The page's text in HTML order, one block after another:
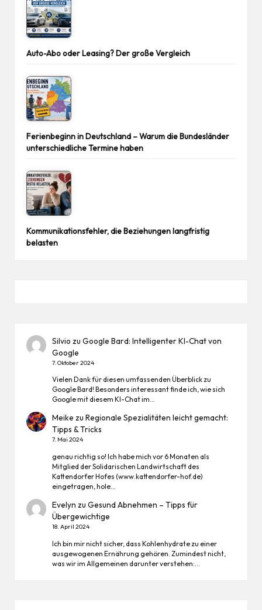
Auto-Abo oder Leasing? Der große Vergleich
Ferienbeginn in Deutschland – Warum die Bundesländer
unterschiedliche Termine haben
Kommunikationsfehler, die Beziehungen langfristig
belasten
Silvio zuGoogle Bard: Intelligenter KI-Chat von
Google
7. Oktober 2024
Vielen Dank für diesen umfassenden Überblick zu
Google Bard! Besonders interessant finde ich, wie sich
Google mit diesem KI-Chat im…
Meike zuRegionale Spezialitäten leicht gemacht:
Tipps & Tricks
7. Mai 2024
genau richtig so! Ich habe mich vor 6 Monaten als
Mitglied der Solidarischen Landwirtschaft des
Kattendorfer Hofes (www.kattendorfer-hof.de)
eingetragen, hole…
Evelyn zuGesund Abnehmen – Tipps für
Übergewichtige
18. April 2024
Ich bin mir nicht sicher, dass Kohlenhydrate zu einer
ausgewogenen Ernährung gehören. Zumindest nicht,
was wir im Allgemeinen darunter verstehen:…